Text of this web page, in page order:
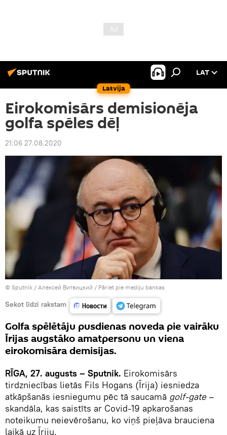
Latvija
LAT
Eirokomisārs demisionēja
golfa spēles dēļ
21:06 27.08.2020
© Sputnik / Алексей Витвицкий / Pāriet pie mediju bankas
Sekot līdzi rakstam
Golfa spēlētāju pusdienas noveda pie vairāku
Īrijas augstāko amatpersonu un viena
eirokomisāra demisijas.
RĪGA, 27. augusts – Sputnik. Eirokomisārs
tirdzniecības lietās Fils Hogans (Īrija) iesniedza
atkāpšanās iesniegumu pēc tā saucamā golf-gate–
skandāla, kas saistīts ar Covid-19 apkarošanas
noteikumu neievērošanu, ko viņš pieļāva brauciena
laikā uz Īriju.